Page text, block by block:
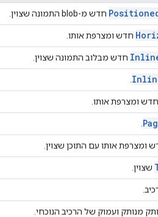
חדש מ-blob התמונה שצוין.
חדש ומצרפת אותו.
חדש מבלוב התמונה שצוין.
חדש ומצרפת אותו.
ומצרפת אותו עם התוכן שצוין.
שצוין.
מנותק ועמוק של הרכיב הנוכחי.